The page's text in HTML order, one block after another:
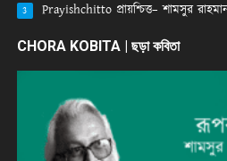
3 Prayishchitto প্রায়শ্চিত্ত– শামসুর
CHORA KOBITA | ছড়া কবিতা